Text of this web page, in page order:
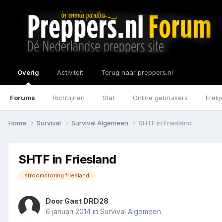
Overig
Forums Richtlijnen Staf Online gebruikers
Activiteit Terug naar preppers.nl
Home Survival Survival Algemeen SHTF in Friesland
SHTF in Friesland
stroomstoring friesland
Door Gast DRD28
6 januari 2014 in Survival Algemeen